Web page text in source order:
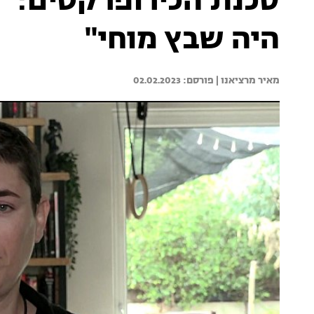
היה שבץ מוחי"
מאיר מרציאנו | 02.02.2023